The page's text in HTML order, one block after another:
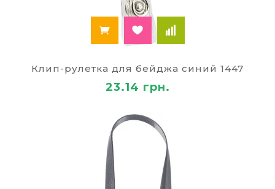
Клип-рулетка для бейджа синий 1447
23.14 грн.